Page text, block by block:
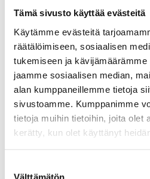
Tämä sivusto käyttää evästeitä
Käytämme evästeitä
räätälöimiseen, sosiaalisen
tukemiseen ja
jaamme sosiaalisen median,
alan kumppaneillemme tietoja
sivustoamme. Kumppanimme
tietoja muihin tietoihin, joita olet
kerätty, kun olet käyttänyt
conventional MC batteries.
recover after a deep
battery ideal for
Suitable for charging
lead battery chargers.
Technical specifications